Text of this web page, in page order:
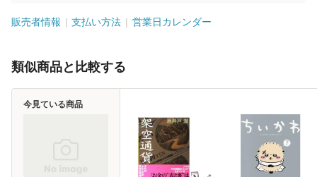
販売者情報 支払い方法 営業日カレンダー
類似商品と比較する
今見ている商品